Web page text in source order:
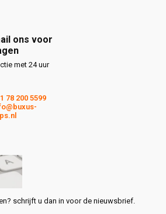
ons voor
met 24 uur
78 200 5599
schrijft u dan in voor de nieuwsbrief.